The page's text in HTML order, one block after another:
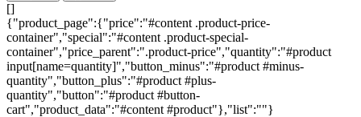
[]
{"product_page":{"price":"#content .product-price-
container","special":"#content .product-special-
container","price_parent":".product-price","quantity":"#product
input[name=quantity]","button_minus":"#product #minus-
quantity","button_plus":"#product #plus-
quantity","button":"#product #button-
cart","product_data":"#content #product"},"list":""}